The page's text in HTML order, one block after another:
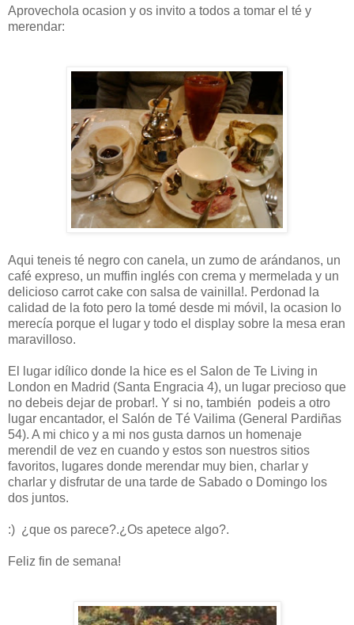
Aprovechola ocasion y os invito a todos a tomar el té y
merendar:
Aqui teneis té negro con canela, un zumo de arándanos, un
café expreso, un muffin inglés con crema y mermelada y un
delicioso carrot cake con salsa de vainilla!. Perdonad la
calidad de la foto pero la tomé desde mi móvil, la ocasion lo
merecía porque el lugar y todo el display sobre la mesa eran
maravilloso.
El lugar idílico donde la hice es el Salon de Te Living in
London en Madrid (Santa Engracia 4), un lugar precioso que
no debeis dejar de probar!. Y si no, también podeis a otro
lugar encantador, el Salón de Té Vailima (General Pardiñas
54). A mi chico y a mi nos gusta darnos un homenaje
merendil de vez en cuando y estos son nuestros sitios
favoritos, lugares donde merendar muy bien, charlar y
charlar y disfrutar de una tarde de Sabado o Domingo los
dos juntos.
:) ¿que os parece?.¿Os apetece algo?.
Feliz fin de semana!